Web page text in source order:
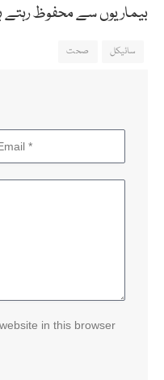
بیماریوں سے محفوظ رہتے
سائیکل صحت
in this browser